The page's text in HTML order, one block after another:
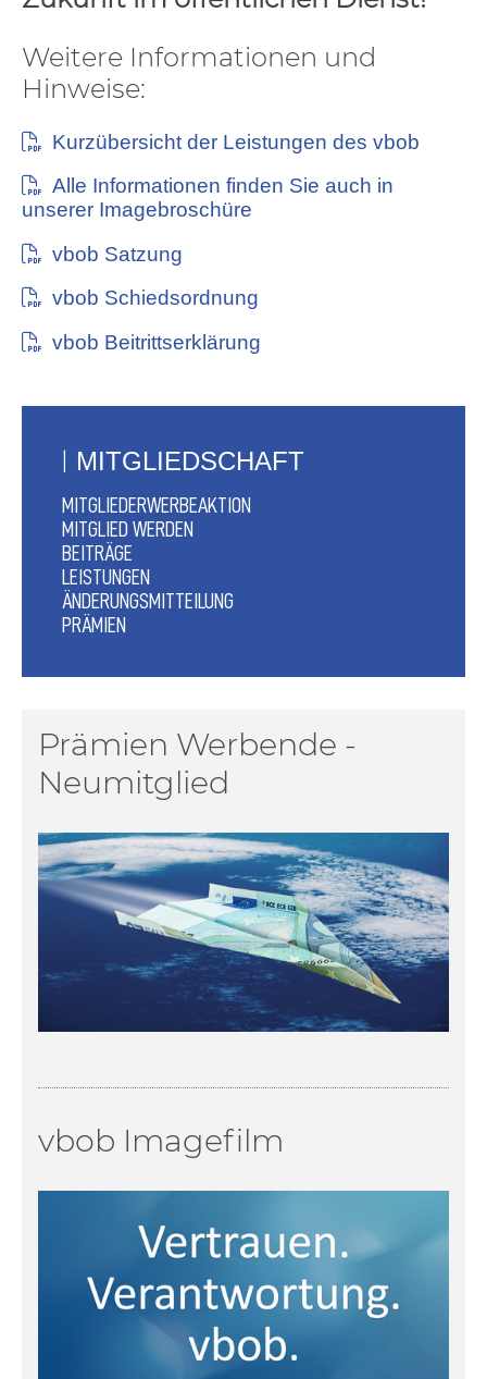
Weitere Informationen und
Hinweise:
Kurzübersicht der Leistungen des vbob
Alle Informationen finden Sie auch in
unserer Imagebroschüre
vbob Satzung
vbob Schiedsordnung
vbob Beitrittserklärung
MITGLIEDSCHAFT
MITGLIEDERWERBEAKTION
MITGLIED WERDEN
BEITRÄGE
LEISTUNGEN
ÄNDERUNGSMITTEILUNG
PRÄMIEN
Prämien Werbende -
Neumitglied
vbob Imagefilm